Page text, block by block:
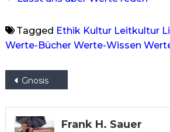
Tagged Ethik Kultur Leitkultur
Werte-Bücher Werte-Wissen
Beitragsnavigation
Gnosis
Frank H. Sauer